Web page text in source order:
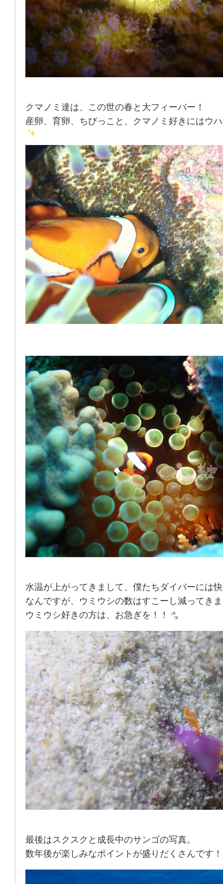
クマノミ達は、この世の春と大フィーバー！
産卵、育卵、ちびっこと、クマノミ好きにはウ
水温が上がってきまして、僕たちダイバーには
なんですが、ウミウシの数はすこーし減ってき
ウミウシ好きの方は、お急ぎを！！
最後はスクスクと成長中のサンゴの写真。
数年後が楽しみなポイントが盛りだくさんです！